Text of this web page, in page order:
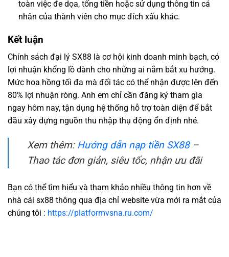
toàn việc đe dọa, tống tiền hoặc sử dụng thông tin cá
nhân của thành viên cho mục đích xấu khác.
Kết luận
Chính sách đại lý SX88 là cơ hội kinh doanh minh bạch, có
lợi nhuận khổng lồ dành cho những ai nắm bắt xu hướng.
Mức hoa hồng tối đa mà đối tác có thể nhận được lên đến
80% lợi nhuận ròng. Anh em chỉ cần đăng ký tham gia
ngay hôm nay, tận dụng hệ thống hỗ trợ toàn diện để bắt
đầu xây dựng nguồn thu nhập thụ động ổn định nhé.
Xem thêm: Hướng dẫn nạp tiền SX88–
Thao tác đơn giản, siêu tốc, nhận ưu đãi
Bạn có thể tìm hiểu và tham khảo nhiều thông tin hơn về
nhà cái sx88 thông qua địa chỉ website vừa mới ra mắt của
chúng tôi : https://platformvsna.ru.com/